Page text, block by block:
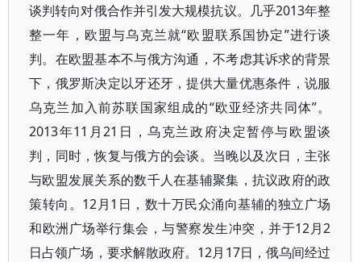
谈判转向对俄合作并引发大规模抗议。几乎2013年整
整一年，欧盟与乌克兰就“欧盟联系国协定”进行谈
判。在欧盟基本不与俄方沟通，不考虑其诉求的背景
下，俄罗斯决定以牙还牙，提供大量优惠条件，说服
乌克兰加入前苏联国家组成的“欧亚经济共同体”。
2013年11月21日，乌克兰政府决定暂停与欧盟谈
判，同时，恢复与俄方的会谈。当晚以及次日，主张
与欧盟发展关系的数千人在基辅聚集，抗议政府的政
策转向。12月1日，数十万民众涌向基辅的独立广场
和欧洲广场举行集会，与警察发生冲突，并于12月2
日占领广场，要求解散政府。12月17日，俄乌间经过